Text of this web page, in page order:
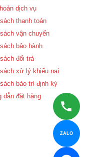
dịch vụ
thanh toán
vận chuyển
bảo hành
đổi trả
xử lý khiếu nại
bảo trì định kỳ
dẫn đặt hàng
ZALO